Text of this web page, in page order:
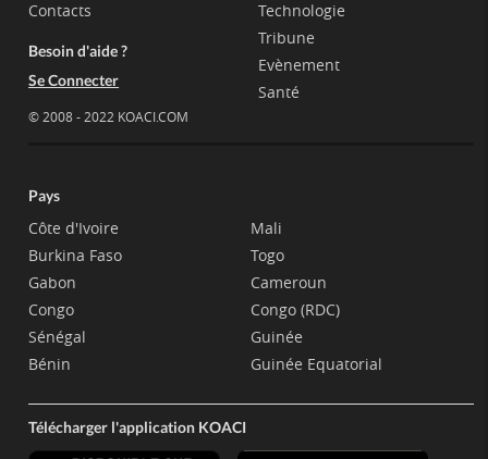
Contacts
Besoin d'aide ?
Se Connecter
© 2008 - 2022 KOACI.COM
Technologie
Tribune
Evènement
Santé
Pays
Côte d'Ivoire
Burkina Faso
Gabon
Congo
Sénégal
Bénin
Mali
Togo
Cameroun
Congo (RDC)
Guinée
Guinée Equatorial
Télécharger l'application KOACI